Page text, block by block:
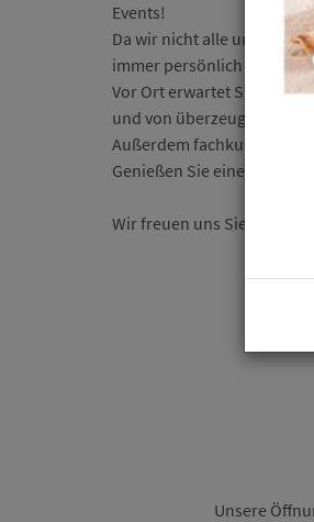
Events!
Da wir nicht alle unsere
immer persönlich bei uns
Vor Ort erwartet Sie eine
und von überzeugender
Außerdem fachkundige
Genießen Sie eine Tasse
Wir freuen uns Sie in
Unsere